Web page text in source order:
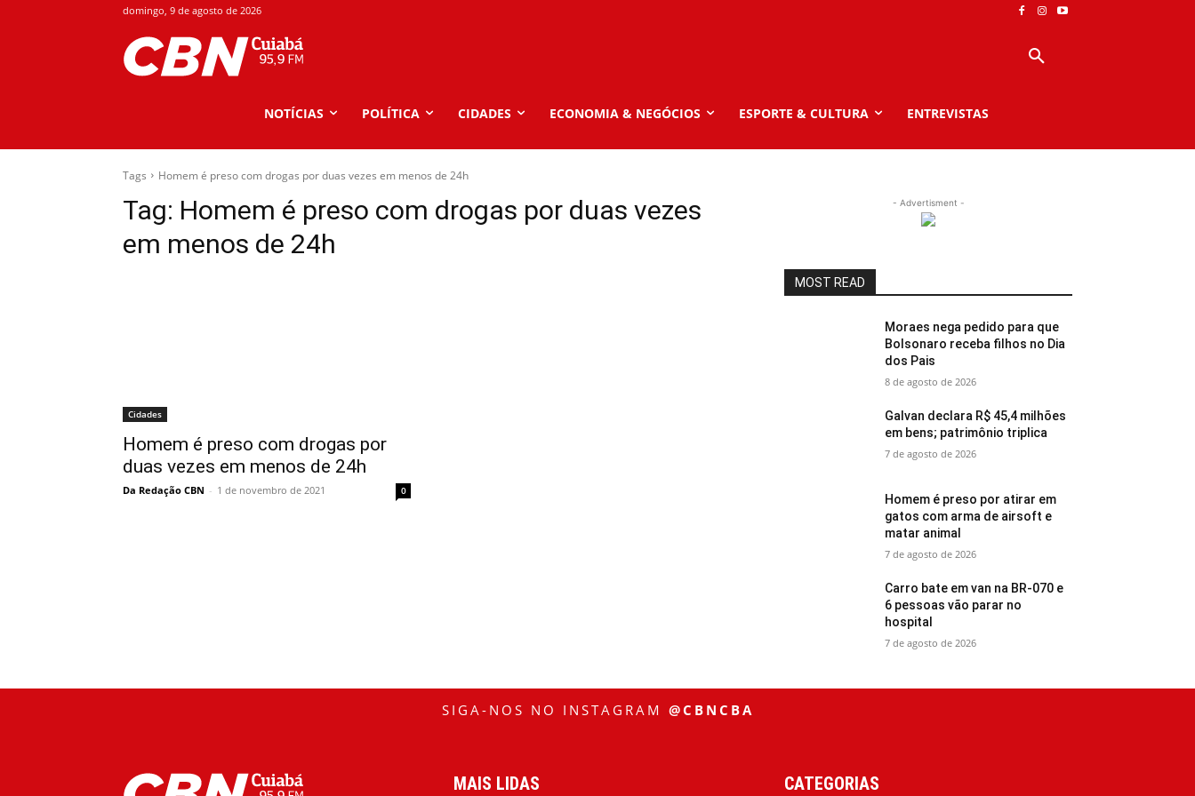
domingo, 9 de agosto de 2026
NOTÍCIAS POLÍTICA CIDADES ECONOMIA & NEGÓCIOS ESPORTE & CULTURA ENTREVISTAS
Tags Homem é preso com drogas por duas vezes em menos de 24h
Tag: Homem é preso com drogas por duas vezes
em menos de 24h
Cidades
Homem é preso com drogas por
duas vezes em menos de 24h
Da Redação CBN - 1 de novembro de 2021 0
- Advertisment -
MOST READ
Moraes nega pedido para que
Bolsonaro receba filhos no Dia
dos Pais
8 de agosto de 2026
Galvan declara R$ 45,4 milhões
em bens; patrimônio triplica
7 de agosto de 2026
Homem é preso por atirar em
gatos com arma de airsoft e
matar animal
7 de agosto de 2026
Carro bate em van na BR-070 e
6 pessoas vão parar no
hospital
7 de agosto de 2026
SIGA-NOS NO INSTAGRAM @CBNCBA
MAIS LIDAS CATEGORIAS